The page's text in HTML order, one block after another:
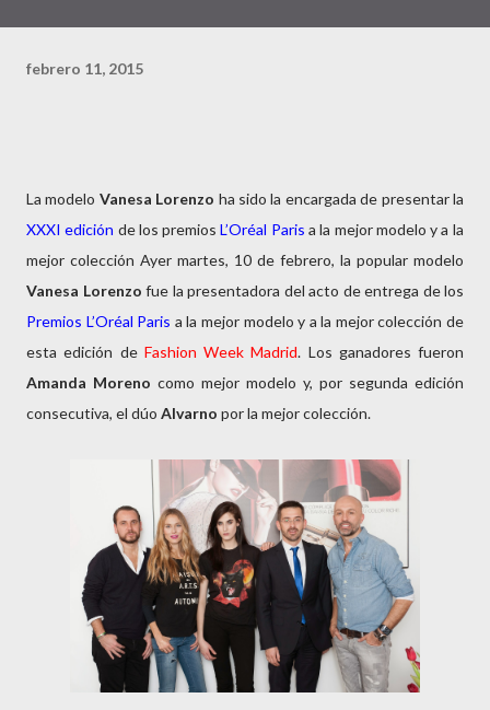
febrero 11, 2015
La modelo Vanesa Lorenzo ha sido la encargada de presentar la
XXXI edición de los premiosL’Oréal Parisa la mejor modelo y a la
mejor colección Ayer martes, 10 de febrero, la popular modelo
Vanesa Lorenzo fue la presentadora del acto de entrega de los
Premios L’Oréal Paris a la mejor modelo y a la mejor colección de
esta edición de Fashion Week Madrid. Los ganadores fueron
Amanda Moreno como mejor modelo y, por segunda edición
consecutiva, el dúo Alvarno por la mejor colección.